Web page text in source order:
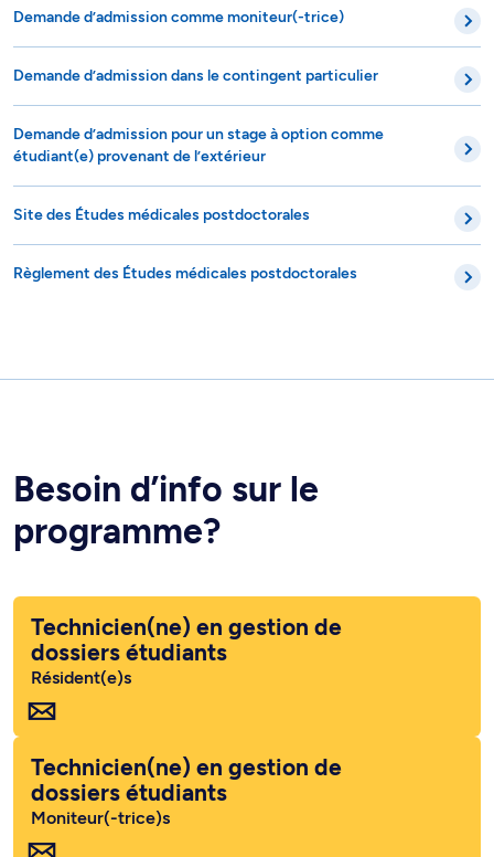
Demande d’admission comme moniteur(-trice)
Demande d’admission dans le contingent particulier
Demande d’admission pour un stage à option comme
étudiant(e) provenant de l’extérieur
Site des Études médicales postdoctorales
Règlement des Études médicales postdoctorales
Besoin d’info sur le
programme?
Technicien(ne) en gestion de
dossiers étudiants
Résident(e)s
Technicien(ne) en gestion de
dossiers étudiants
Moniteur(-trice)s